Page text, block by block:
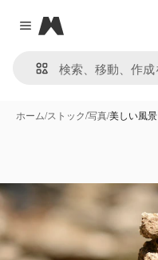
Close menu
Magnific
ホーム/ストック/写真/美しい風景